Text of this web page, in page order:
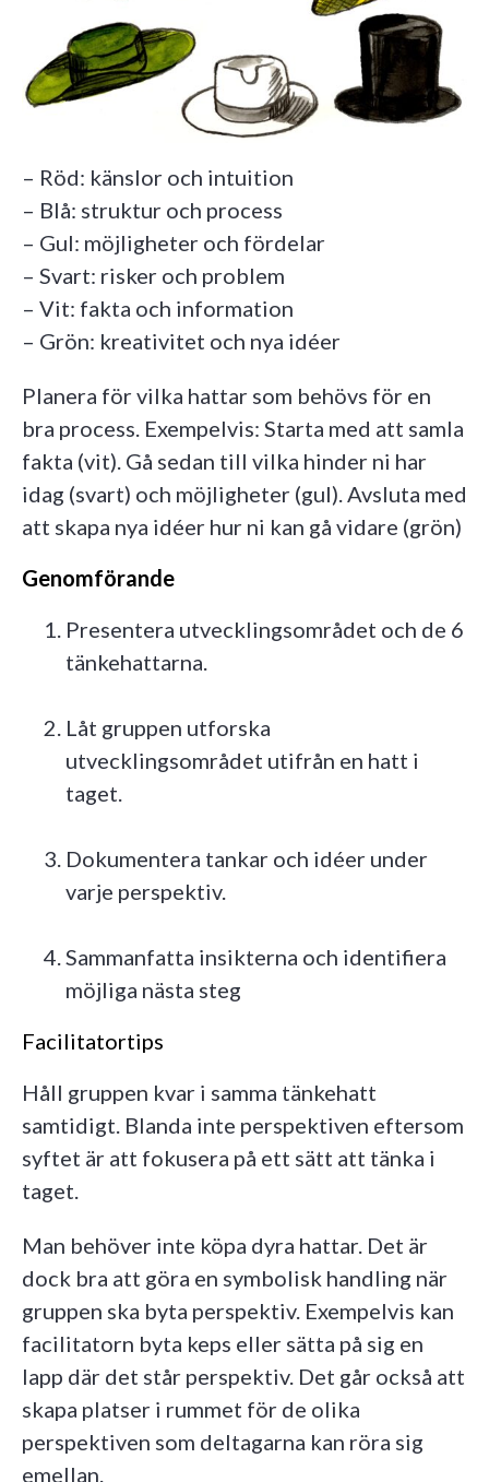
– Röd: känslor och intuition
– Blå: struktur och process
– Gul: möjligheter och fördelar
– Svart: risker och problem
– Vit: fakta och information
– Grön: kreativitet och nya idéer
Planera för vilka hattar som behövs för en
bra process. Exempelvis: Starta med att samla
fakta (vit). Gå sedan till vilka hinder ni har
idag (svart) och möjligheter (gul). Avsluta med
att skapa nya idéer hur ni kan gå vidare (grön)
Genomförande
Presentera utvecklingsområdet och de 6
tänkehattarna.
Låt gruppen utforska
utvecklingsområdet utifrån en hatt i
taget.
Dokumentera tankar och idéer under
varje perspektiv.
Sammanfatta insikterna och identifiera
möjliga nästa steg
Facilitatortips
Håll gruppen kvar i samma tänkehatt
samtidigt. Blanda inte perspektiven eftersom
syftet är att fokusera på ett sätt att tänka i
taget.
Man behöver inte köpa dyra hattar. Det är
dock bra att göra en symbolisk handling när
gruppen ska byta perspektiv. Exempelvis kan
facilitatorn byta keps eller sätta på sig en
lapp där det står perspektiv. Det går också att
skapa platser i rummet för de olika
perspektiven som deltagarna kan röra sig
emellan.